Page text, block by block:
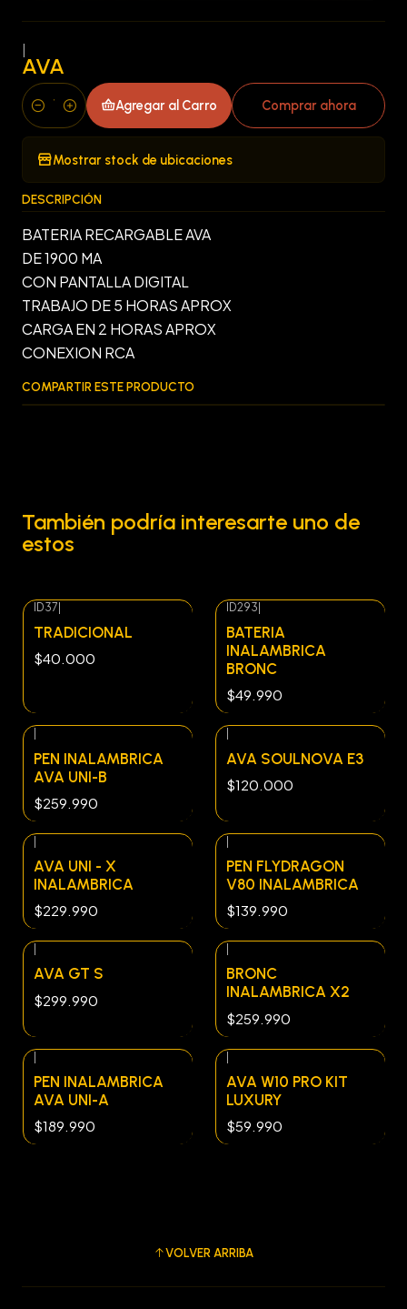
AVA
Cantidad
Agregar al Carro Comprar ahora
Mostrar stock de ubicaciones
DESCRIPCIÓN
BATERIA RECARGABLE AVA
DE 1900 MA
CON PANTALLA DIGITAL
TRABAJO DE 5 HORAS APROX
CARGA EN 2 HORAS APROX
CONEXION RCA
COMPARTIR ESTE PRODUCTO
También podría interesarte uno de
estos
ID37
TRADICIONAL
$40.000
ID293
BATERIA
INALAMBRICA
BRONC
$49.990
PEN INALAMBRICA
AVA UNI-B
$259.990
AVA SOULNOVA E3
$120.000
AVA UNI - X
INALAMBRICA
$229.990
PEN FLYDRAGON
V80 INALAMBRICA
$139.990
AVA GT S
$299.990
BRONC
INALAMBRICA X2
$259.990
|
PEN INALAMBRICA
AVA UNI-A
$189.990
|
AVA W10 PRO KIT
LUXURY
$59.990
VOLVER ARRIBA